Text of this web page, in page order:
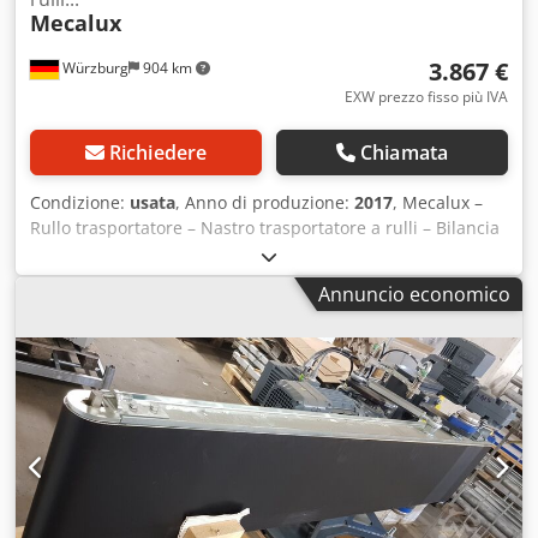
Würzburg 904 km
Mecalux
3.867 €
EXW prezzo fisso più IVA
Richiedere Chiamata
Condizione: usata, Anno di produzione: 2017, Mecalux –
Rullo trasportatore – Nastro trasportatore a rulli – Bilancia
di pesatura dinamica 24V 1050-735-650 RA1913
Produttore: Mecalux Larghezza rulli (LR): 650, rulli in
acciaio Larghezza nominale/esterna (LN): 735 mm
rulli: 50 mm Credpfx Ask Abk Sslyof Distanza tra i rulli: 75
mm Azionamento rulli: 2x ITOH-Deki 16936/010 Velocità di
trasporto: regolabile liberamente tramite inverter di
frequenza tra 0,543 e 0,95 m/s Include display bilancia, 6
uscite per il controllo e la trasmissione dei dati di
misurazione a un PLC Precisione di misura: 50 g Contenuto
della fornitura: include supporti Disponibile come
optional: Guide laterali su un lato o su entrambi i lati
Annuncio economico